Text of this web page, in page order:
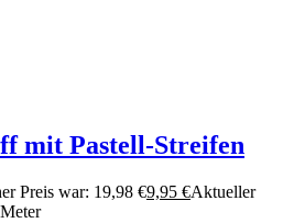
mit Pastell-Streifen
Preis war: 19,98 €9,95 €Aktueller